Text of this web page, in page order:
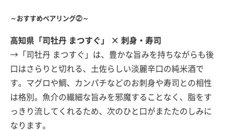
～おすすめペアリング②～
高知県「司牡丹 まつすぐ」 × 刺身・寿司
→「司牡丹 まつすぐ」は、豊かな旨みを持ちながらも後
口はさらりと切れる、土佐らしい淡麗辛口の純米酒で
す。マグロや鯛、カンパチなどのお刺身や寿司との相性
は格別。魚介の繊細な旨みを邪魔することなく、脂をす
っきり流してくれるため、次のひと口がまたたのしみに
なります。